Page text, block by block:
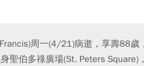
周一(4/21)病逝，享壽88
聖伯多祿廣場(St. Peters Square)